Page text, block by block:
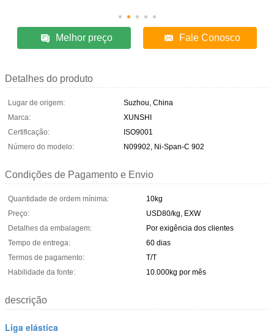
Melhor preço Fale Conosco
Detalhes do produto
Lugar de origem:
Suzhou, China
Marca:
XUNSHI
Certificação:
ISO9001
Número do modelo:
N09902, Ni-Span-C 902
Condições de Pagamento e Envio
Quantidade de ordem mínima:
10kg
Preço:
USD80/kg, EXW
Detalhes da embalagem:
Por exigência dos clientes
Tempo de entrega:
60 dias
Termos de pagamento:
T/T
Habilidade da fonte:
10.000kg por mês
descrição
Liga elástica